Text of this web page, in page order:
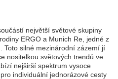
největší světové skupiny
ERGO a Munich Re, jedné z
Toto silné mezinárodní zázemí jí
nositelkou světových trendů ve
nejširší spektrum vysoce
individuální jednorázové cesty